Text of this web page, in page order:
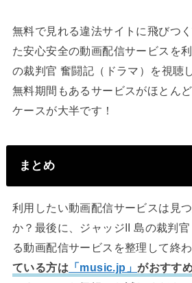
無料で見れる違法サイトに飛びつ
た安心安全の動画配信サービスを
の裁判官 奮闘記（ドラマ）を視聴
無料期間もあるサービスがほとん
ケースが大半です！
まとめ
利用したい動画配信サービスは見
か？最後に、ジャッジII 島の裁判
る動画配信サービスを整理して終わ
ている方は 「music.jp」がおすす